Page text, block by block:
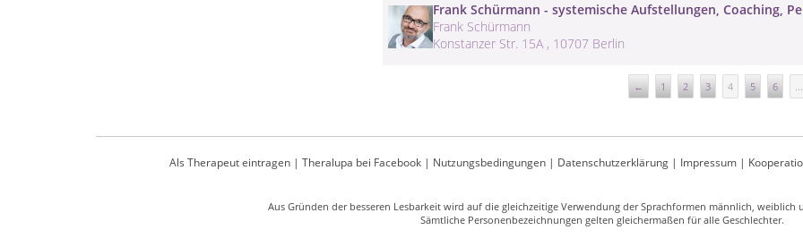
Frank Schürmann - systemische Aufstellungen, Coaching,
Frank Schürmann
Konstanzer Str. 15A , 10707 Berlin
← 1 2 3 4 5 6 ...
Als Therapeut eintragen| Theralupa bei Facebook| Nutzungsbedingungen| Datenschutzerklärung| Impressum|
Aus Gründen der besseren Lesbarkeit wird auf die gleichzeitige Verwendung der Sprachformen männlich, weiblich
Sämtliche Personenbezeichnungen gelten gleichermaßen für alle Geschlechter.